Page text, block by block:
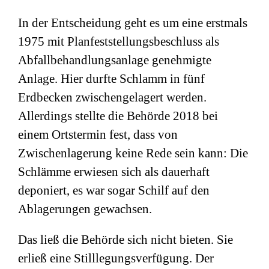
In der Entscheidung geht es um eine erstmals
1975 mit Planfeststellungsbeschluss als
Abfallbehandlungsanlage genehmigte
Anlage. Hier durfte Schlamm in fünf
Erdbecken zwischengelagert werden.
Allerdings stellte die Behörde 2018 bei
einem Ortstermin fest, dass von
Zwischenlagerung keine Rede sein kann: Die
Schlämme erwiesen sich als dauerhaft
deponiert, es war sogar Schilf auf den
Ablagerungen gewachsen.
Das ließ die Behörde sich nicht bieten. Sie
erließ eine Stilllegungsverfügung. Der